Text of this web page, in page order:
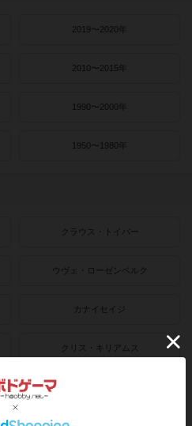
2019〜2020年
2010〜2015年
1990〜2000年
1950〜1980年
クラウス・トイバー
ウヴェ・ローゼンベルク
カナイセイジ
クリス・キリアムス
アプリ版はこちら